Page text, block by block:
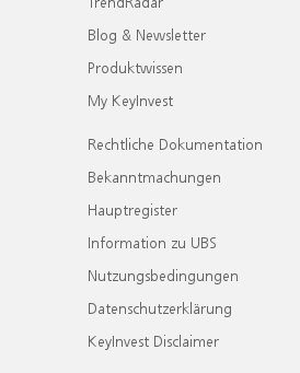
Blog & Newsletter
Produktwissen
My KeyInvest
Rechtliche Dokumentation
Bekanntmachungen
Hauptregister
Information zu UBS
Nutzungsbedingungen
Datenschutzerklärung
KeyInvest Disclaimer